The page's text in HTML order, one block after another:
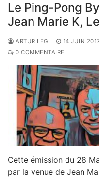
Le Ping-Pong
Jean Marie K,
ARTUR LEG 14 JUIN 2017
0 COMMENTAIRE
Cette émission du 28
par la venue de Jean